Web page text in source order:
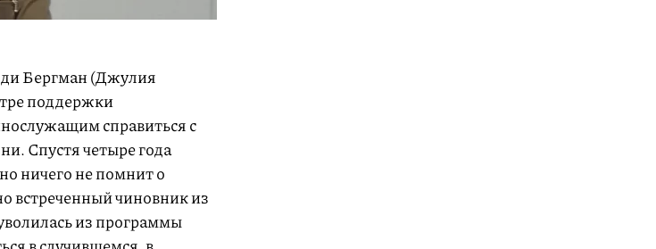
Бергман (Джулия
поддержки
справиться с
Спустя четыре года
ничего не помнит о
встреченный чиновник из
из программы